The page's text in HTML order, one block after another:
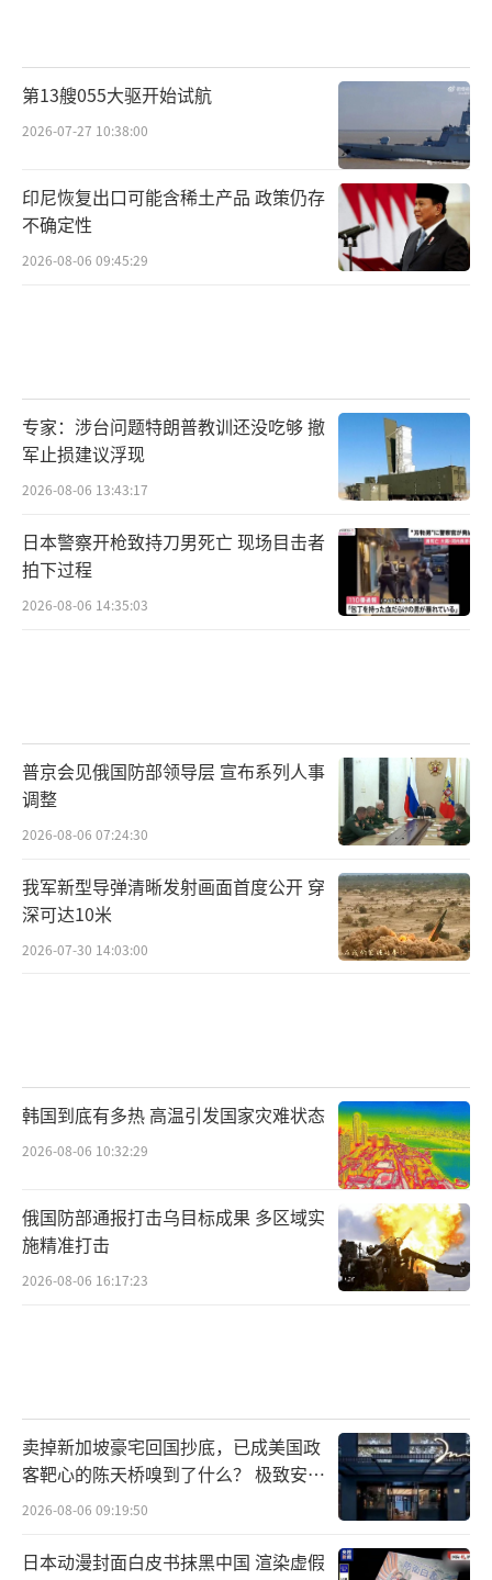
第13艘055大驱开始试航
2026-07-27 10:38:00
印尼恢复出口可能含稀土产品 政策仍存
不确定性
2026-08-06 09:45:29
专家：涉台问题特朗普教训还没吃够 撤
军止损建议浮现
2026-08-06 13:43:17
日本警察开枪致持刀男死亡 现场目击者
拍下过程
2026-08-06 14:35:03
普京会见俄国防部领导层 宣布系列人事
调整
2026-08-06 07:24:30
我军新型导弹清晰发射画面首度公开 穿
深可达10米
2026-07-30 14:03:00
韩国到底有多热 高温引发国家灾难状态
2026-08-06 10:32:29
俄国防部通报打击乌目标成果 多区域实
施精准打击
2026-08-06 16:17:23
卖掉新加坡豪宅回国抄底，已成美国政
客靶心的陈天桥嗅到了什么？ 极致安全
的追寻
2026-08-06 09:19:50
日本动漫封面白皮书抹黑中国 渲染虚假